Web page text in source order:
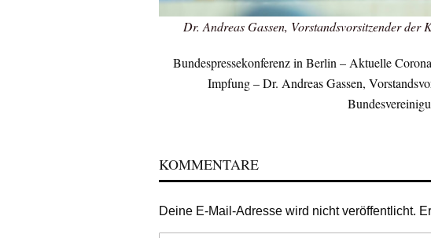
Dr. Andreas Gassen, Vorstandsvorsitzender der
Bundespressekonferenz in Berlin – Aktuelle
Impfung – Dr. Andreas Gassen,
KOMMENTARE
Deine E-Mail-Adresse wird nicht veröffentlicht.